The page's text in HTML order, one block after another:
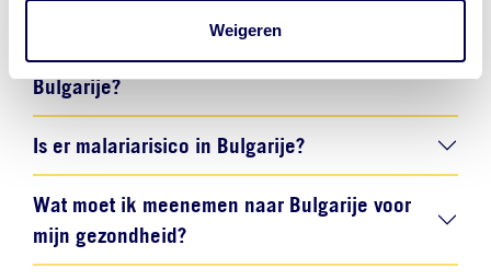
Weigeren
Welke vaccinaties worden aanbevolen voor
Bulgarije?
Is er malariarisico in Bulgarije?
Wat moet ik meenemen naar Bulgarije voor
mijn gezondheid?